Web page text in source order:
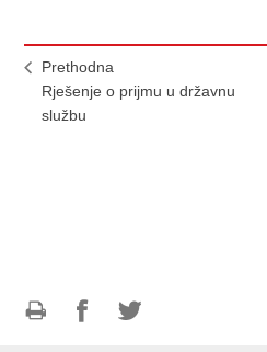
Prethodna
Rješenje o prijmu u državnu
službu